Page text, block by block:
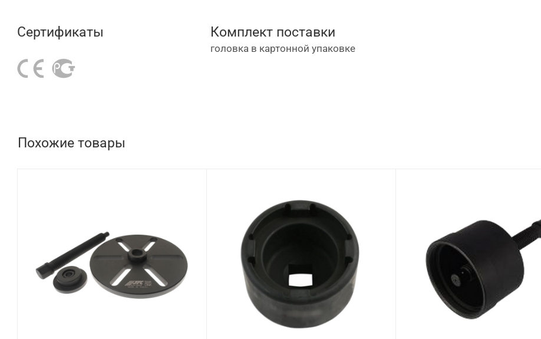
Сертификаты Комплект поставки
головка в картонной упаковке
Похожие товары